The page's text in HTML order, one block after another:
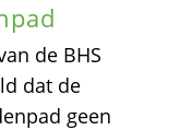
de BHS
dat de
geen